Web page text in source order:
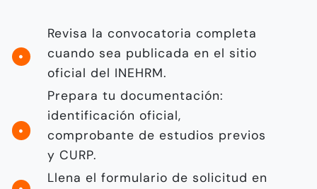
Revisa la convocatoria completa
cuando sea publicada en el sitio
oficial del INEHRM.
Prepara tu documentación:
identificación oficial,
comprobante de estudios previos
y CURP.
Llena el formulario de solicitud en